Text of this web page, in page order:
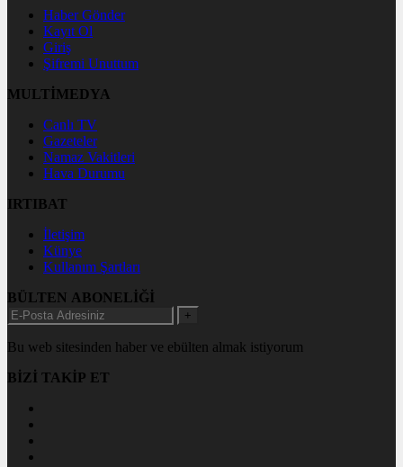
Haber Gönder
Kayıt Ol
Giriş
Şifremi Unuttum
MULTİMEDYA
Canlı TV
Gazeteler
Namaz Vakitleri
Hava Durumu
IRTIBAT
İletişim
Künye
Kullanım Şartları
BÜLTEN ABONELİĞİ
+
Bu web sitesinden haber ve ebülten almak istiyorum
BİZİ TAKİP ET